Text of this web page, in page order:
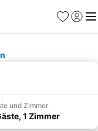
Favoriten
und Zimmer
1 Zimmer